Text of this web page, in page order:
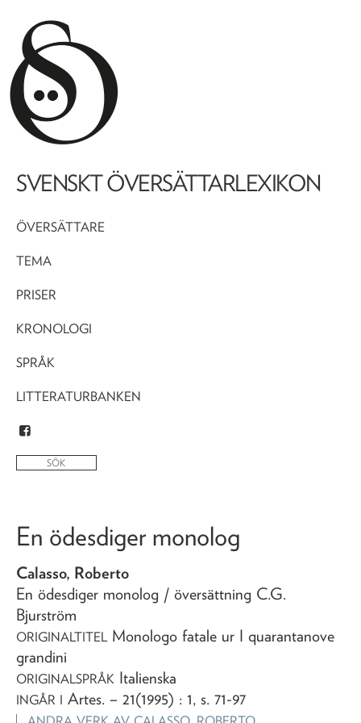
SVENSKT ÖVERSÄTTARLEXIKON
ÖVERSÄTTARE
TEMA
PRISER
KRONOLOGI
SPRÅK
LITTERATURBANKEN
En ödesdiger monolog
Calasso, Roberto
En ödesdiger monolog / översättning C.G.
Bjurström
ORIGINALTITEL Monologo fatale ur I quarantanove
grandini
ORIGINALSPRÅK Italienska
INGÅR I Artes. – 21(1995) : 1, s. 71-97